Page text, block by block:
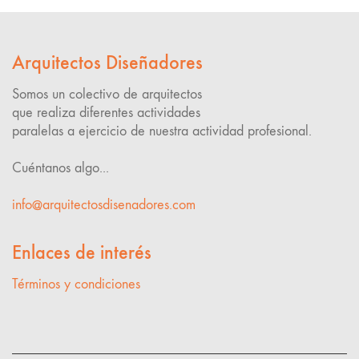
Arquitectos Diseñadores
Somos un colectivo de arquitectos
que realiza diferentes actividades
paralelas a ejercicio de nuestra actividad profesional.
Cuéntanos algo...
info@arquitectosdisenadores.com
Enlaces de interés
Términos y condiciones